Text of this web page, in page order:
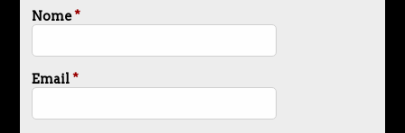
Nome*
Email*